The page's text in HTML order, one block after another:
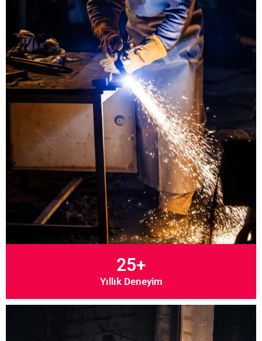
Yılların kazandırdığı tecrübe ve deneyimimizi
her geçen gün yenileyerek, değerli
müşterilerimizin memnuniyetini sağlamayı ilke
edindik. Ana faaliyeti ihracat üzerine olan
firmamız, iç piyasanın ihtiyaçlarına da cevap
verecek şekilde yapılanma sürecini
başlatmıştır. Hedefimiz her zaman sektörde
güvenilen, aranan firma özelliğimizi
sürdürebilmektedir.
25+
Yıllık Deneyim